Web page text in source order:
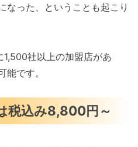
なった、ということも起こり
1,500社以上の加盟店があ
能です。
税込み8,800円～